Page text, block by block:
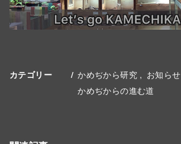
カテゴリー かめぢから研究
お知らせ
かめぢからの進む道